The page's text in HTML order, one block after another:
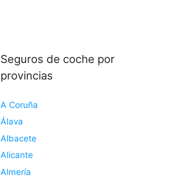
Seguros de coche por
provincias
A Coruña
Álava
Albacete
Alicante
Almería